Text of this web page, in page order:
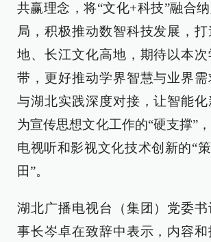
共赢理念，将“文化+科技”融合
局，积极推动数智科技发展，
地、长江文化高地，期待以本次
带，更好推动学界智慧与业界
与湖北实践深度对接，让智能
为宣传思想文化工作的“硬支撑”
电视听和影视文化技术创新的“
田”。
湖北广播电视台（集团）党委
事长岑卓在致辞中表示，内容